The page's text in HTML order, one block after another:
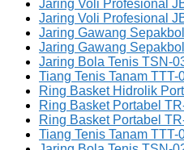
Jaring Voli Profesional
Jaring Voli Profesional
Jaring Gawang
Jaring Gawang
Jaring Bola Tenis TSN-
Tiang Tenis Tanam TTT-
Ring Basket Hidrolik
Ring Basket Portabel
Ring Basket Portabel
Tiang Tenis Tanam TTT-